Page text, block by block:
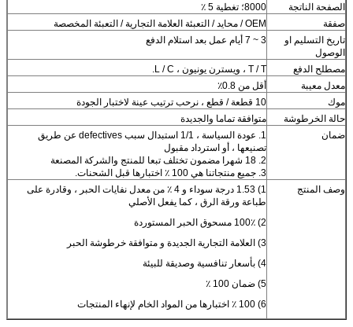
الصفحة الناتجة
8000؛ تغطية 5 ٪
صفقة
OEM / محايد / التعبئة العلامة التجارية / التعبئة المخصصة
تاريخ التسليم او
الوصول
3 ~ 7 أيام عمل بعد استلام الدفع
مصطلح الدفع
T / T ، ويسترن يونيون ، L / C.
معدل معيبة
أقل من 0.8٪
موك
10 قطعة / قطع ، نرحب ترتيب عينة لاختبار الجودة
حالة الخرطوشة
متوافقة تماما والجديدة
ضمان
1. عودة السياسة ، 1/1 استبدال سبب defectives عن طريق
تصنيعها ، أو استرداد مقبول
2. 18 شهرا مضمون تختلف تبعا للمنتج والشركة المصنعة
3. جميع منتجاتنا هي 100 ٪ اختبارها قبل الشحنات.
وصف المنتج
1) 1.53 درجة سوداء و 4 ٪ من معدل نفايات الحبر ، وقادرة على
طباعة ورقة الرق ، كما يفعل الأصلي
2) 100٪ مسحوق الحبر المستوردة
3) العلامة التجارية الجديدة و متوافقة خرطوشة الحبر
4) بأسعار تنافسية وصديقة للبيئة
5) ضمان 100 ٪
6) 100 ٪ اختبارها من المواد الخام لإنهاء المنتجات